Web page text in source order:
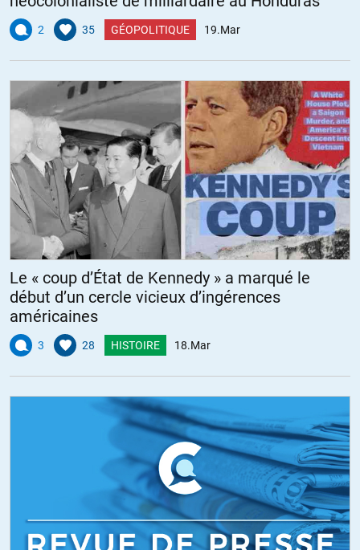
2 35 GÉOPOLITIQUE 19.Mar
Le « coup d’État de Kennedy » a marqué le
début d’un cercle vicieux d’ingérences
américaines
3 28 HISTOIRE 18.Mar